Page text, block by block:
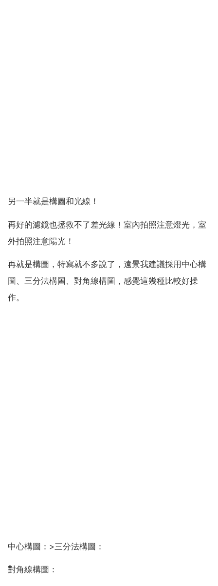
另一半就是構圖和光線！
再好的濾鏡也拯救不了差光線！室內拍照注意燈光，室
外拍照注意陽光！
再就是構圖，特寫就不多說了，遠景我建議採用中心構
圖、三分法構圖、對角線構圖，感覺這幾種比較好操
作。
中心構圖：>三分法構圖：
對角線構圖：